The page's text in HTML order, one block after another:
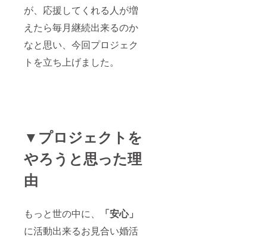
が、応援してくれる人が増
えたら毎月継続出来るのか
なと思い、今回プロジェク
トを立ち上げました。
▼プロジェクトを
やろうと思った理
由
もっと世の中に、
「安心」
に活動出来るお見合い婚活